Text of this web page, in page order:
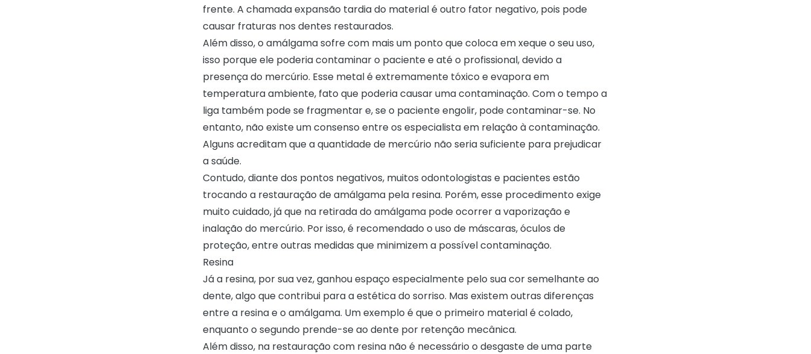
frente. A chamada expansão tardia do material é outro fator negativo, pois pode
causar fraturas nos dentes restaurados.
Além disso, o amálgama sofre com mais um ponto que coloca em xeque o seu uso,
isso porque ele poderia contaminar o paciente e até o profissional, devido a
presença do mercúrio. Esse metal é extremamente tóxico e evapora em
temperatura ambiente, fato que poderia causar uma contaminação. Com o tempo a
liga também pode se fragmentar e, se o paciente engolir, pode contaminar-se. No
entanto, não existe um consenso entre os especialista em relação à contaminação.
Alguns acreditam que a quantidade de mercúrio não seria suficiente para prejudicar
a saúde.
Contudo, diante dos pontos negativos, muitos odontologistas e pacientes estão
trocando a restauração de amálgama pela resina. Porém, esse procedimento exige
muito cuidado, já que na retirada do amálgama pode ocorrer a vaporização e
inalação do mercúrio. Por isso, é recomendado o uso de máscaras, óculos de
proteção, entre outras medidas que minimizem a possível contaminação.
Resina
Já a resina, por sua vez, ganhou espaço especialmente pelo sua cor semelhante ao
dente, algo que contribui para aestética do sorriso. Mas existem outras diferenças
entre a resina e o amálgama. Um exemplo é que o primeiro material é colado,
enquanto o segundo prende-se ao dente por retenção mecânica.
Além disso, na restauração com resina não é necessário o desgaste de uma parte